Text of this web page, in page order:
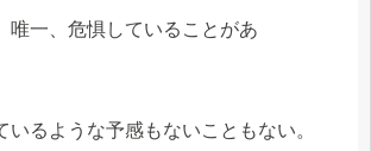
唯一、危惧していることがあ
いるような予感もないこともない。